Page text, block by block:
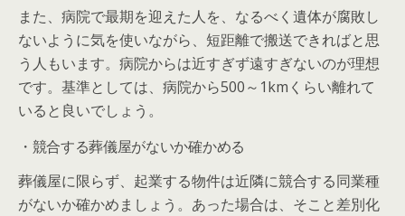
また、病院で最期を迎えた人を、なるべく遺体が腐敗し
ないように気を使いながら、短距離で搬送できればと思
う人もいます。病院からは近すぎず遠すぎないのが理想
です。基準としては、病院から500～1kmくらい離れて
いると良いでしょう。
・競合する葬儀屋がないか確かめる
葬儀屋に限らず、起業する物件は近隣に競合する同業種
がないか確かめましょう。あった場合は、そこと差別化